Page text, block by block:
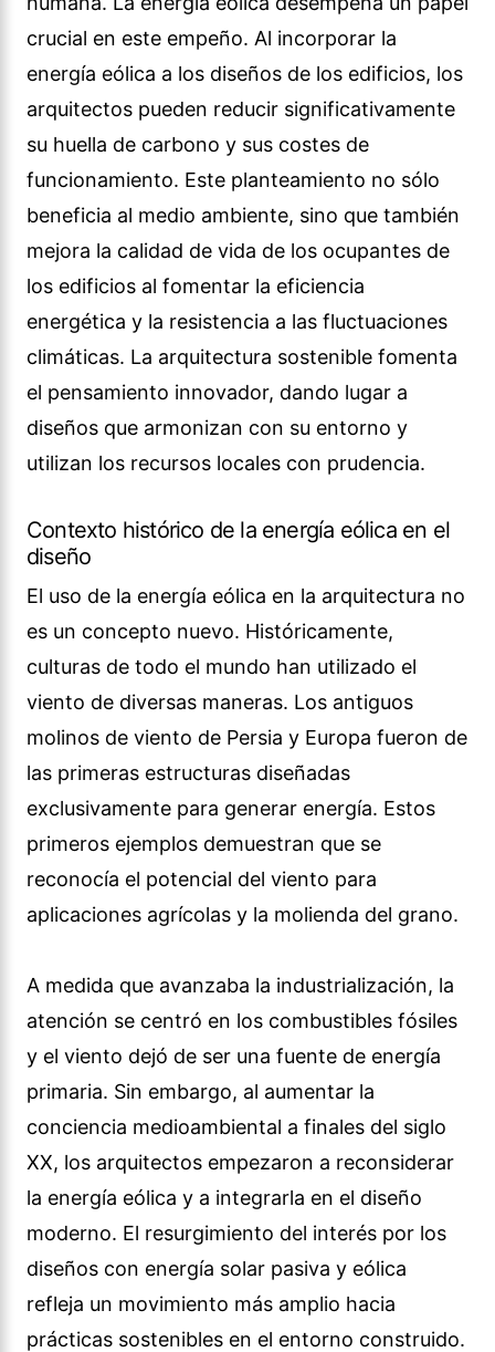
crucial en este empeño. Al incorporar la
energía eólica a los diseños de los edificios, los
arquitectos pueden reducir significativamente
su huella de carbono y sus costes de
funcionamiento. Este planteamiento no sólo
beneficia al medio ambiente, sino que también
mejora la calidad de vida de los ocupantes de
los edificios al fomentar la eficiencia
energética y la resistencia a las fluctuaciones
climáticas. La arquitectura sostenible fomenta
el pensamiento innovador, dando lugar a
diseños que armonizan con su entorno y
utilizan los recursos locales con prudencia.
Contexto histórico de la energía eólica en el
diseño
El uso de la energía eólica en la arquitectura no
es un concepto nuevo. Históricamente,
culturas de todo el mundo han utilizado el
viento de diversas maneras. Los antiguos
molinos de viento de Persia y Europa fueron de
las primeras estructuras diseñadas
exclusivamente para generar energía. Estos
primeros ejemplos demuestran que se
reconocía el potencial del viento para
aplicaciones agrícolas y la molienda del grano.
A medida que avanzaba la industrialización, la
atención se centró en los combustibles fósiles
y el viento dejó de ser una fuente de energía
primaria. Sin embargo, al aumentar la
conciencia medioambiental a finales del siglo
XX, los arquitectos empezaron a reconsiderar
la energía eólica y a integrarla en el diseño
moderno. El resurgimiento del interés por los
diseños con energía solar pasiva y eólica
refleja un movimiento más amplio hacia
prácticas sostenibles en el entorno construido.